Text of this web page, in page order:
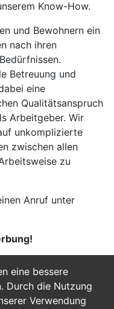
eine bessere
Durch die Nutzung
Verwendung
Know-How.
und Bewohnern ein
nach ihren
Betreuung und
eine
Qualitätsanspruch
Arbeitgeber. Wir
unkomplizierte
zwischen allen
zu
Anruf unter